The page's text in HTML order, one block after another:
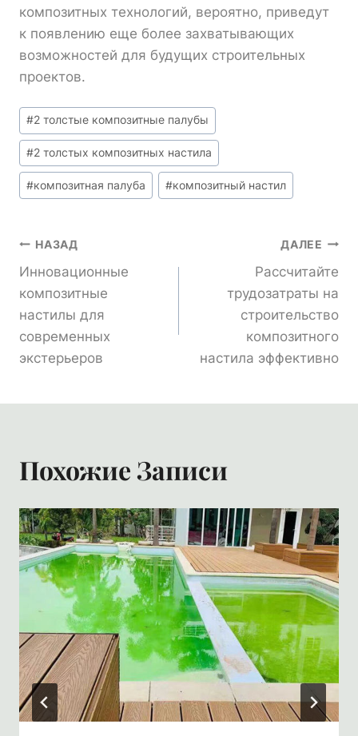
композитных технологий, вероятно, приведут
к появлению еще более захватывающих
возможностей для будущих строительных
проектов.
Метки
записи:
#2 толстые композитные палубы
#2 толстых композитных настила
#композитная палуба #композитный настил
Навигация
По
Записям
НАЗАД
Инновационные
композитные
настилы для
современных
экстерьеров
ДАЛЕЕ
Рассчитайте
трудозатраты на
строительство
композитного
настила эффективно
Похожие Записи